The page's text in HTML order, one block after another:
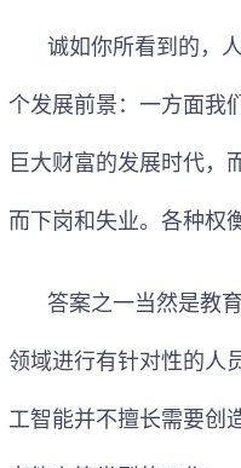
诚如你所看到的，
个发展前景：一方面我
巨大财富的发展时代，
而下岗和失业。各种权
答案之一当然是教
领域进行有针对性的人
工智能并不擅长需要创